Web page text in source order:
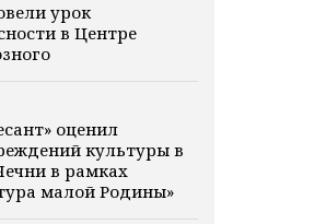
урок
в Центре
оценил
культуры в
в рамках
малой Родины»